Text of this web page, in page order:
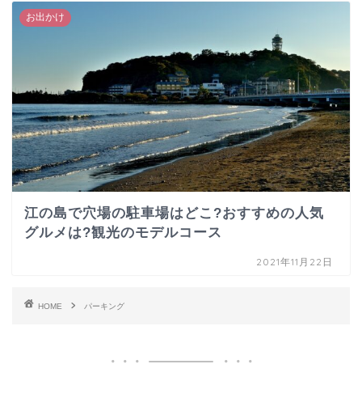
お出かけ
江の島で穴場の駐車場はどこ?おすすめの人気
グルメは?観光のモデルコース
2021年11月22日
HOME パーキング